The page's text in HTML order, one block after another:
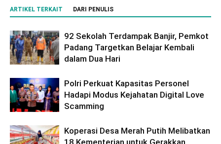
ARTIKEL TERKAIT DARI PENULIS
92 Sekolah Terdampak Banjir, Pemkot
Padang Targetkan Belajar Kembali
dalam Dua Hari
Polri Perkuat Kapasitas Personel
Hadapi Modus Kejahatan Digital Love
Scamming
Koperasi Desa Merah Putih Melibatkan
18 Kementerian untuk Gerakkan